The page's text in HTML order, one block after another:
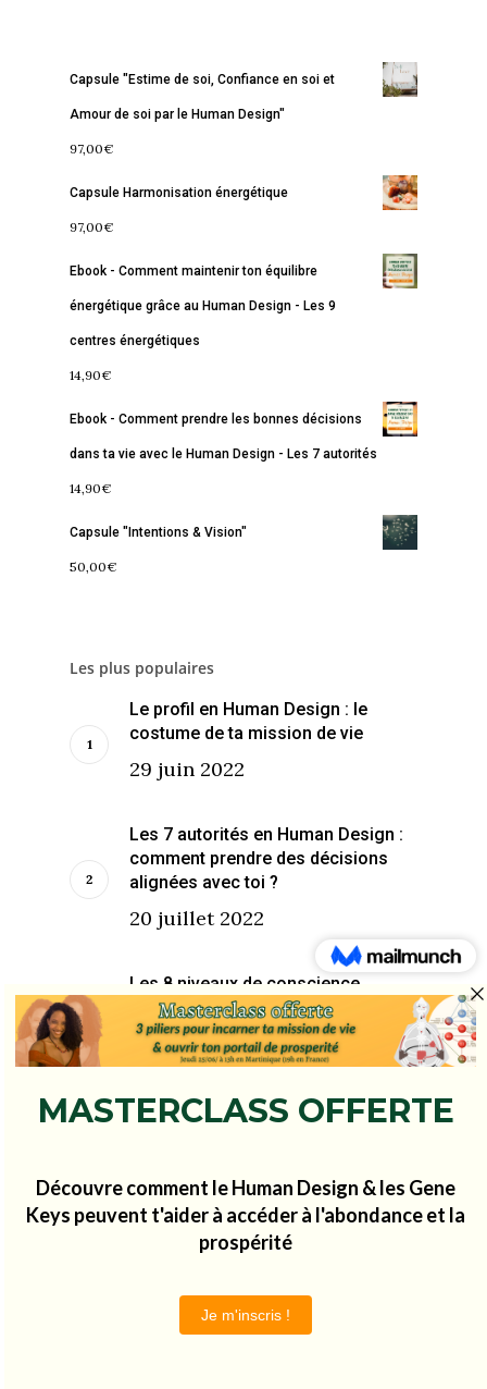
Capsule "Estime de soi, Confiance en soi et
Amour de soi par le Human Design"
97,00€
Capsule Harmonisation énergétique
97,00€
Ebook - Comment maintenir ton équilibre
énergétique grâce au Human Design - Les 9
centres énergétiques
14,90€
Ebook - Comment prendre les bonnes décisions
dans ta vie avec le Human Design - Les 7 autorités
14,90€
Capsule "Intentions & Vision"
50,00€
Les plus populaires
Le profil en Human Design : le
costume de ta mission de vie
29 juin 2022
Les 7 autorités en Human Design :
comment prendre des décisions
alignées avec toi ?
20 juillet 2022
Les 8 niveaux de conscience
4 novembre 2020
Human Design
Les 10 critères de différenciation
du Human Design